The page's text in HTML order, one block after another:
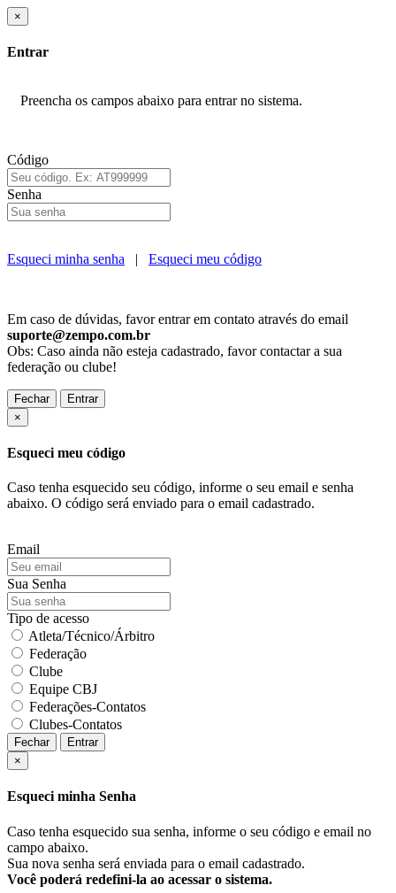
×
Entrar
Preencha os campos abaixo para entrar no sistema.
Código
Senha
Esqueci minha senha | Esqueci meu código
Em caso de dúvidas, favor entrar em contato através do email
suporte@zempo.com.br
Obs: Caso ainda não esteja cadastrado, favor contactar a sua
federação ou clube!
Fechar
Entrar
×
Esqueci meu código
Caso tenha esquecido seu código, informe o seu email e senha
abaixo. O código será enviado para o email cadastrado.
Email
Sua Senha
Tipo de acesso
Atleta/Técnico/Árbitro
Federação
Clube
Equipe CBJ
Federações-Contatos
Clubes-Contatos
Fechar
Entrar
×
Esqueci minha Senha
Caso tenha esquecido sua senha, informe o seu código e email no
campo abaixo.
Sua nova senha será enviada para o email cadastrado.
Você poderá redefini-la ao acessar o sistema.